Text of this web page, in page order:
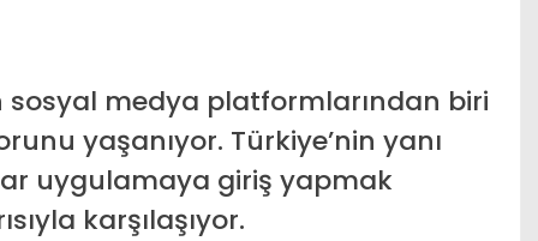
sosyal medya platformlarından biri
yaşanıyor. Türkiye’nin yanı
uygulamaya giriş yapmak
karşılaşıyor.